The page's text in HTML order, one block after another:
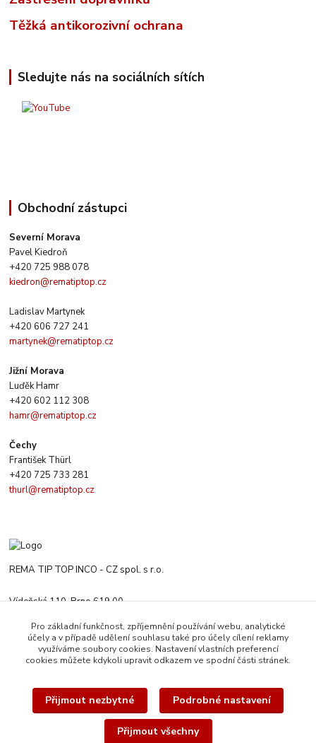
Těžká antikorozivní ochrana
Sledujte nás na sociálních sítích
Obchodní zástupci
Severní Morava
Pavel Kiedroň
+420 725 988 078
kiedron@rematiptop.cz
Ladislav Martynek
+420 606 727 241
martynek@rematiptop.cz
Jižní Morava
Luďěk Hamr
+420 602 112 308
hamr@rematiptop.cz
Čechy
František Thürl
+420 725 733 281
thurl@rematiptop.cz
REMA TIP TOP INCO - CZ spol. s r.o.
Vídeňská 110, Brno 619 00
Po-Čt 8:00-16:00 h. Pa 8:00-13:30 h.
rematiptop@rematiptop.cz
© 2026 REMA TIP-TOP INCO-CZ spol. s r.o. | Veškerý obsah této webové
Pro základní funkčnost, zpříjemnění používání webu, analytické
účely a v případě udělení souhlasu také pro účely cílení reklamy
využíváme soubory cookies. Nastavení vlastních preferencí
cookies můžete kdykoli upravit odkazem ve spodní části stránek.
Přijmout nezbytné Podrobné nastavení
Přijmout všechny